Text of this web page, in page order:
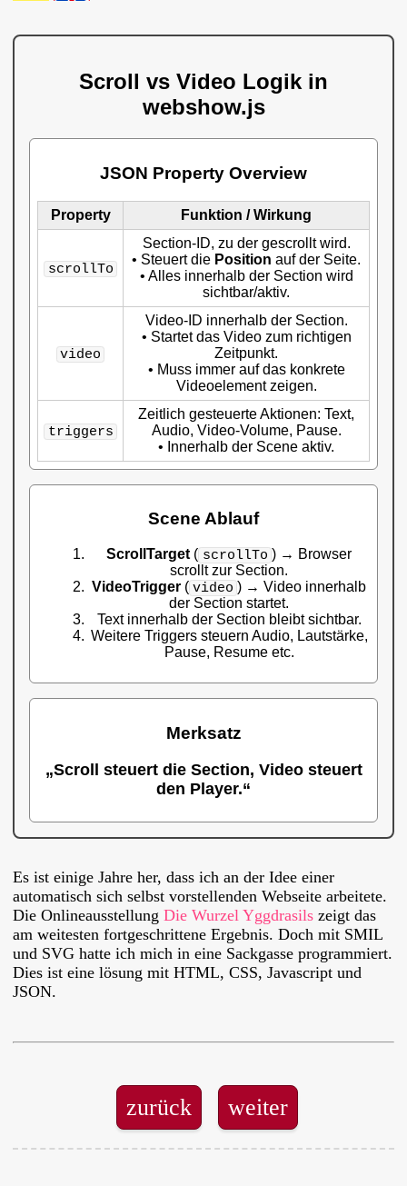
Scroll vs Video Logik in
webshow.js
JSON Property Overview
Property Funktion / Wirkung
scrollTo
Section-ID, zu der gescrollt wird.
• Steuert die Position auf der Seite.
• Alles innerhalb der Section wird
sichtbar/aktiv.
video
Video-ID innerhalb der Section.
• Startet das Video zum richtigen
Zeitpunkt.
• Muss immer auf das konkrete
Videoelement zeigen.
triggers
Zeitlich gesteuerte Aktionen: Text,
Audio, Video-Volume, Pause.
• Innerhalb der Scene aktiv.
Scene Ablauf
ScrollTarget ( scrollTo ) → Browser
scrollt zur Section.
VideoTrigger( video ) → Video innerhalb
der Section startet.
Text innerhalb der Section bleibt sichtbar.
Weitere Triggers steuern Audio, Lautstärke,
Pause, Resume etc.
Merksatz
„Scroll steuert die Section, Video steuert
den Player.“
Es ist einige Jahre her, dass ich an der Idee einer
automatisch sich selbst vorstellenden Webseite arbeitete.
Die Onlineausstellung Die Wurzel Yggdrasils zeigt das
am weitesten fortgeschrittene Ergebnis. Doch mit SMIL
und SVG hatte ich mich in eine Sackgasse programmiert.
Dies ist eine lösung mit HTML, CSS, Javascript und
JSON.
zurück weiter